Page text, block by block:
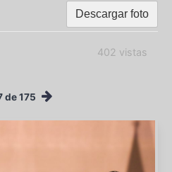
Descargar foto
402 vistas
de 175